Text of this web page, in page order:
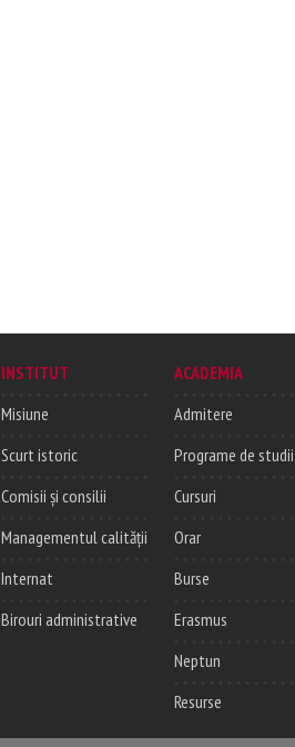
INSTITUT
Misiune
Scurt istoric
Comisii și consilii
Managementul calității
Internat
Birouri administrative
ACADEMIA
Admitere
Programe de studii
Cursuri
Orar
Burse
Erasmus
Neptun
Resurse